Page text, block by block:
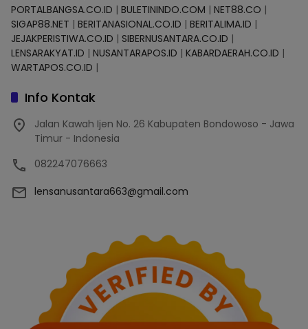
PORTALBANGSA.CO.ID | BULETININDO.COM | NET88.CO |
SIGAP88.NET | BERITANASIONAL.CO.ID | BERITALIMA.ID |
JEJAKPERISTIWA.CO.ID | SIBERNUSANTARA.CO.ID |
LENSARAKYAT.ID | NUSANTARAPOS.ID | KABARDAERAH.CO.ID |
WARTAPOS.CO.ID |
Info Kontak
Jalan Kawah Ijen No. 26 Kabupaten Bondowoso - Jawa
Timur - Indonesia
082247076663
lensanusantara663@gmail.com